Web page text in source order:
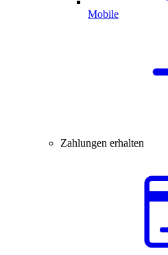
Mobile
Zahlungen erhalten